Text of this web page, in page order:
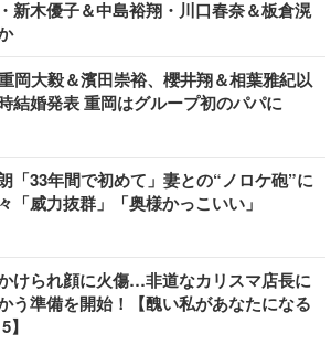
新木優子＆中島裕翔・川口春奈＆板倉滉
岡大毅＆濱田崇裕、櫻井翔＆相葉雅紀以
結婚発表 重岡はグループ初のパパに
「33年間で初めて」妻との“ノロケ砲”に
「威力抜群」「奥様かっこいい」
けられ顔に火傷…非道なカリスマ店長に
う準備を開始！【醜い私があなたになる
】